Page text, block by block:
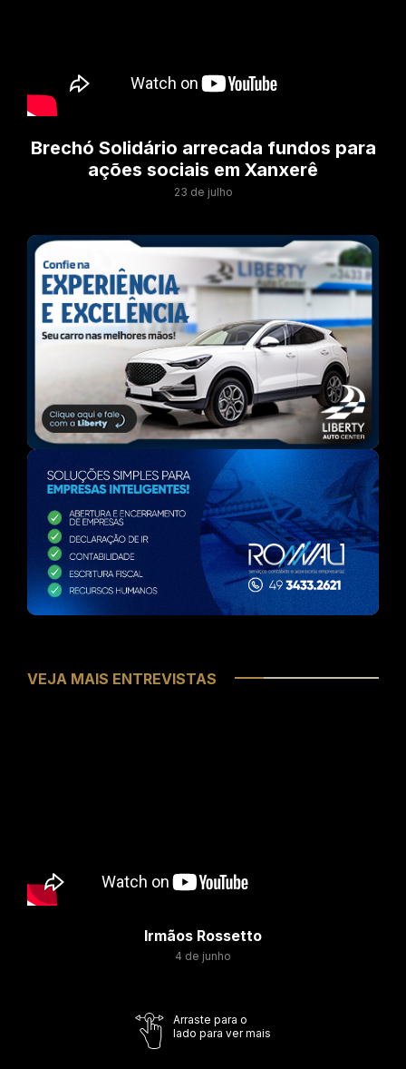
Brechó Solidário arrecada fundos para
ações sociais em Xanxerê
23 de julho
VEJA MAIS ENTREVISTAS
Irmãos Rossetto
4 de junho
Arraste para o
lado para ver mais